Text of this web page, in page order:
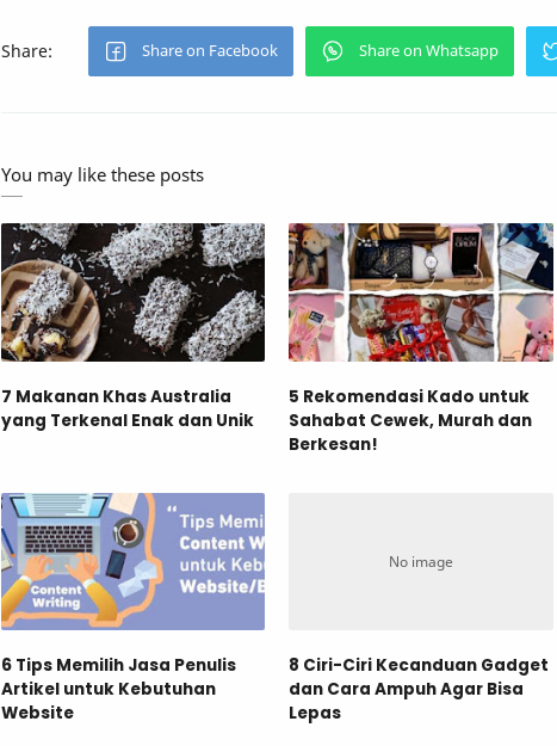
You may like these posts
7 Makanan Khas Australia
yang Terkenal Enak dan Unik
5 Rekomendasi Kado untuk
Sahabat Cewek, Murah dan
Berkesan!
6 Tips Memilih Jasa Penulis
Artikel untuk Kebutuhan
Website
8 Ciri-Ciri Kecanduan Gadget
dan Cara Ampuh Agar Bisa
Lepas